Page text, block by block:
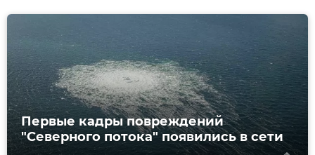
Первые кадры повреждений
"Северного потока" появились в сети